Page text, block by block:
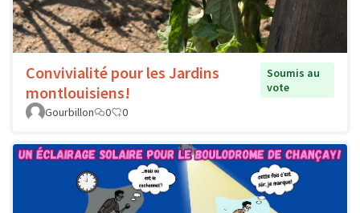
Convivialité pour les Jardins
montlouisiens!
Soumis au
vote
Gourbillon
0 0